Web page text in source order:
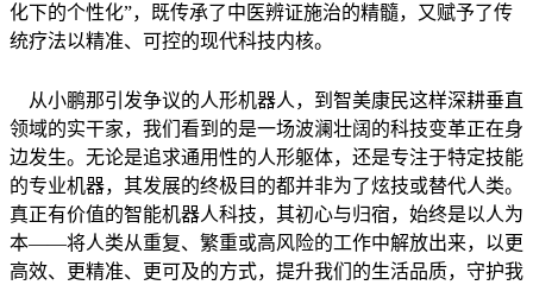
化下的个性化”，既传承了中医辨证施治的精髓，又赋予了传
统疗法以精准、可控的现代科技内核。
从小鹏那引发争议的人形机器人，到智美康民这样深耕垂直
领域的实干家，我们看到的是一场波澜壮阔的科技变革正在身
边发生。无论是追求通用性的人形躯体，还是专注于特定技能
的专业机器，其发展的终极目的都并非为了炫技或替代人类。
真正有价值的智能机器人科技，其初心与归宿，始终是以人为
本——将人类从重复、繁重或高风险的工作中解放出来，以更
高效、更精准、更可及的方式，提升我们的生活品质，守护我